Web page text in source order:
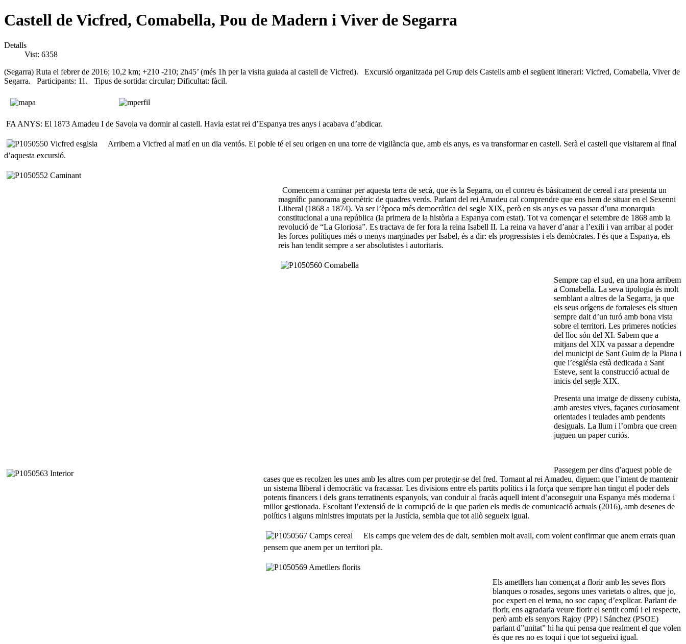
Castell de Vicfred, Comabella, Pou de Madern i Viver de Segarra
Detalls
Vist: 6358
(Segarra) Ruta el febrer de 2016; 10,2 km; +210 -210; 2h45’ (més 1h per la visita guiada al castell de Vicfred). Excursió organitzada pel Grup dels Castells amb el següent itinerari: Vicfred, Comabella, Viver de
Segarra. Participants: 11. Tipus de sortida: circular; Dificultat: fàcil.
FA ANYS: El 1873 Amadeu I de Savoia va dormir al castell. Havia estat rei d’Espanya tres anys i acabava d’abdicar.
Arribem a Vicfred al matí en un dia ventós. El poble té el seu origen en una torre de vigilància que, amb els anys, es va transformar en castell. Serà el castell que visitarem al final
d’aquesta excursió.
Comencem a caminar per aquesta terra de secà, que és la Segarra, on el conreu és bàsicament de cereal i ara presenta un
magnífic panorama geomètric de quadres verds. Parlant del rei Amadeu cal comprendre que ens hem de situar en el Sexenni
Lliberal (1868 a 1874). Va ser l’època més democràtica del segle XIX, però en sis anys es va passar d’una monarquia
constitucional a una república (la primera de la història a Espanya com estat). Tot va començar el setembre de 1868 amb la
revolució de “La Gloriosa”. Es tractava de fer fora la reina Isabell II. La reina va haver d’anar a l’exili i van arribar al poder
les forces polítiques més o menys marginades per Isabel, és a dir: els progressistes i els demòcrates. I és que a Espanya, els
reis han tendit sempre a ser absolutistes i autoritaris.
Sempre cap el sud, en una hora arribem
a Comabella. La seva tipologia és molt
semblant a altres de la Segarra, ja que
els seus orígens de fortaleses els situen
sempre dalt d’un turó amb bona vista
sobre el territori. Les primeres notícies
del lloc són del XI. Sabem que a
mitjans del XIX va passar a dependre
del municipi de Sant Guim de la Plana i
que l’església està dedicada a Sant
Esteve, sent la construcció actual de
inicis del segle XIX.
Presenta una imatge de disseny cubista,
amb arestes vives, façanes curiosament
orientades i teulades amb pendents
desiguals. La llum i l’ombra que creen
juguen un paper curiós.
Passegem per dins d’aquest poble de
cases que es recolzen les unes amb les altres com per protegir-se del fred. Tornant al rei Amadeu, diguem que l’intent de mantenir
un sistema lliberal i democràtic va fracassar. Les divisions entre els partits polítics i la força que sempre han tingut el poder dels
potents financers i dels grans terratinents espanyols, van conduir al fracàs aquell intent d’aconseguir una Espanya més moderna i
millor gestionada. Escoltant l’extensió de la corrupció de la que parlen els medis de comunicació actuals (2016), amb desenes de
polítics i alguns ministres imputats per la Justícia, sembla que tot allò segueix igual.
Els camps que veiem des de dalt, semblen molt avall, com volent confirmar que anem errats quan
pensem que anem per un territori pla.
Els ametllers han començat a florir amb les seves flors
blanques o rosades, segons unes varietats o altres, que jo,
poc expert en el tema, no soc capaç d’explicar. Parlant de
florir, ens agradaria veure florir el sentit comú i el respecte,
però amb els senyors Rajoy (PP) i Sánchez (PSOE)
parlant d”unitat” hi ha qui pensa que realment el que volen
és que res no es toqui i que tot segueixi igual.